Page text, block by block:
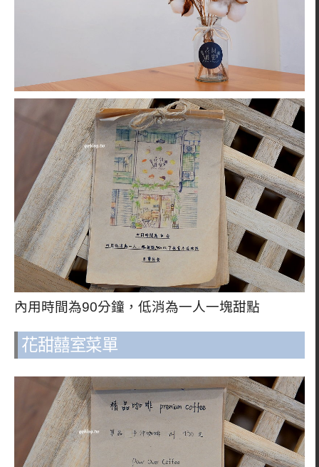
內用時間為90分鐘，低消為一人一塊甜點
花甜囍室菜單